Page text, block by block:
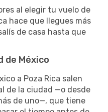
al elegir tu vuelo de
hace que llegues más
de casa hasta que
de México
a Poza Rica salen
de la ciudad —o desde
de uno—, que tiene